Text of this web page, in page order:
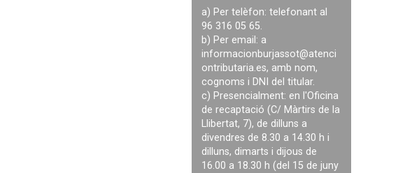
a) Per telèfon: telefonant al
96 316 05 65.
b) Per email: a
informacionburjassot@atenci
ontributaria.es, amb nom,
cognoms i DNI del titular.
c) Presencialment: en l'Oficina
de recaptació (C/ Màrtirs de la
Llibertat, 7), de dilluns a
divendres de 8.30 a 14.30 h i
dilluns, dimarts i dijous de
16.00 a 18.30 h (del 15 de juny